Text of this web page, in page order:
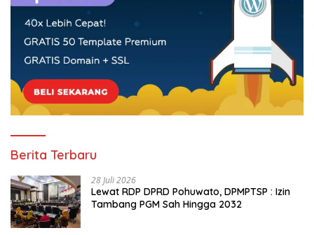
Berita Terbaru
28 Juli 2026
Lewat RDP DPRD Pohuwato, DPMPTSP : Izin
Tambang PGM Sah Hingga 2032